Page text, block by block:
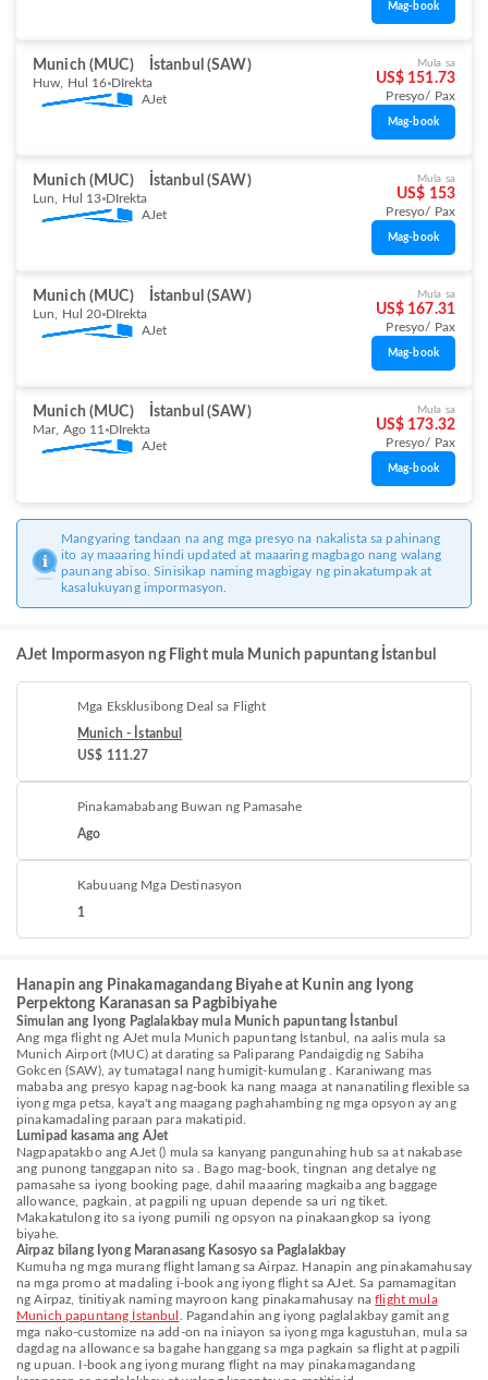
Mag-book
Munich (MUC) İstanbul (SAW)
Huw, Hul 16 DIrekta
AJet
Mula sa
US$ 151.73
Presyo/ Pax
Mag-book
Munich (MUC) İstanbul (SAW)
Lun, Hul 13 DIrekta
AJet
Mula sa
US$ 153
Presyo/ Pax
Mag-book
Munich (MUC) İstanbul (SAW)
Lun, Hul 20 DIrekta
AJet
Mula sa
US$ 167.31
Presyo/ Pax
Mag-book
Munich (MUC) İstanbul (SAW)
Mar, Ago 11 DIrekta
AJet
Mula sa
US$ 173.32
Presyo/ Pax
Mag-book
Mangyaring tandaan na ang mga presyo na nakalista sa pahinang
ito ay maaaring hindi updated at maaaring magbago nang walang
paunang abiso. Sinisikap naming magbigay ng pinakatumpak at
kasalukuyang impormasyon.
AJet Impormasyon ng Flight mula Munich papuntang İstanbul
Mga Eksklusibong Deal sa Flight
Munich - İstanbul
US$ 111.27
Pinakamababang Buwan ng Pamasahe
Ago
Kabuuang Mga Destinasyon
1
Hanapin ang Pinakamagandang Biyahe at Kunin ang Iyong
Perpektong Karanasan sa Pagbibiyahe
Simulan ang Iyong Paglalakbay mula Munich papuntang İstanbul
Ang mga flight ng AJet mula Munich papuntang İstanbul, na aalis mula sa
Munich Airport (MUC) at darating sa Paliparang Pandaigdig ng Sabiha
Gokcen (SAW), ay tumatagal nang humigit-kumulang . Karaniwang mas
mababa ang presyo kapag nag-book ka nang maaga at nananatiling flexible sa
iyong mga petsa, kaya't ang maagang paghahambing ng mga opsyon ay ang
pinakamadaling paraan para makatipid.
Lumipad kasama ang AJet
Nagpapatakbo ang AJet () mula sa kanyang pangunahing hub sa at nakabase
ang punong tanggapan nito sa . Bago mag-book, tingnan ang detalye ng
pamasahe sa iyong booking page, dahil maaaring magkaiba ang baggage
allowance, pagkain, at pagpili ng upuan depende sa uri ng tiket.
Makakatulong ito sa iyong pumili ng opsyon na pinakaangkop sa iyong
biyahe.
Airpaz bilang Iyong Maranasang Kasosyo sa Paglalakbay
Kumuha ng mga murang flight lamang sa Airpaz. Hanapin ang pinakamahusay
na mga promo at madaling i-book ang iyong flight sa AJet. Sa pamamagitan
ng Airpaz, tinitiyak naming mayroon kang pinakamahusay naflight mula
Munich papuntang İstanbul
. Pagandahin ang iyong paglalakbay gamit ang
mga nako-customize na add-on na iniayon sa iyong mga kagustuhan, mula sa
dagdag na allowance sa bagahe hanggang sa mga pagkain sa flight at pagpili
ng upuan. I-book ang iyong murang flight na may pinakamagandang